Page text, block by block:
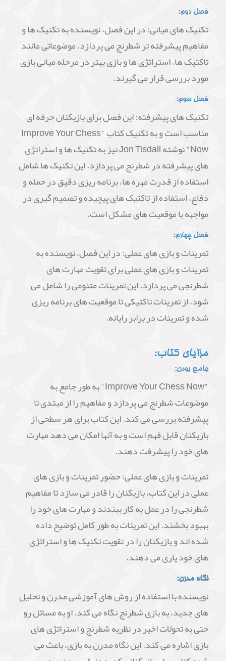
فصل دوم:
تکنیک های میانی: در این فصل، نویسنده به تکنیک ها و
مفاهیم پیشرفته تر شطرنج می پردازد. موضوعاتی مانند
تاکتیک ها، استراتژی ها و بازی بهتر در مرحله میانی بازی
مورد بررسی قرار می گیرند.
فصل سوم:
تکنیک های پیشرفته: این فصل برای بازیکنان حرفه ای
مناسب است و به تکنیک کتاب "Improve Your Chess
Now" نوشته Jon Tisdall نیز به تکنیک ها و استراتژی
های پیشرفته در شطرنج می پردازد. این تکنیک ها شامل
استفاده از قدرت مهره ها، برنامه ریزی دقیق در حمله و
دفاع، استفاده از تاکتیک های پیچیده و تصمیم گیری در
مواجهه با موقعیت های مشکل است.
فصل چهارم:
تمرینات و بازی های عملی: در این فصل، نویسنده به
تمرینات و بازی های عملی برای تقویت مهارت های
شطرنجی می پردازد. این تمرینات متنوعی را شامل می
شود، از تمرینات تاکتیکی تا موقعیت های برنامه ریزی
شده و تمرینات در برابر رایانه.
مزایای کتاب:
جامع بودن:
"Improve Your Chess Now" به طور جامع به
موضوعات شطرنج می پردازد و مفاهیم را از مبتدی تا
پیشرفته بررسی می کند. این کتاب برای هر سطحی از
بازیکنان قابل فهم است و به آنها امکان می دهد مهارت
های خود را پیشرفت دهند.
تمرینات و بازی های عملی: حضور تمرینات و بازی های
عملی در این کتاب، بازیکنان را قادر می سازد تا مفاهیم
شطرنجی را در عمل به کار ببندند و مهارت های خود را
بهبود بخشند. این تمرینات به طور کامل توضیح داده
شده اند و بازیکنان را در تقویت تکنیک ها و استراتژی
های خود یاری می دهند.
نگاه مدرن:
نویسنده با استفاده از روش های آموزشی مدرن و تحلیل
های جدید، به بازی شطرنج نگاه می کند. او به مسائل رو
حتی به تحولات اخیر در نظریه شطرنج و استراتژی های
بازی اشاره می کند. این نگاه مدرن به بازی، باعث می